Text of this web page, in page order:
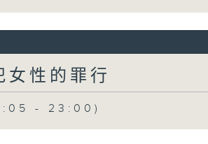
女性的罪行
- 23:00)